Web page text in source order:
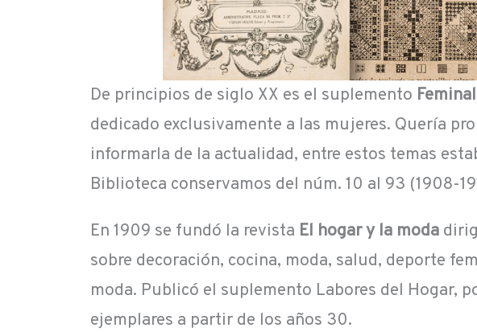
De principios de siglo XX es el suplemento Feminal
dedicado exclusivamente a las mujeres. Quería
informarla de la actualidad, entre estos temas
Biblioteca conservamos del núm. 10 al 93 (1908-
En 1909 se fundó la revista El hogar y la moda
sobre decoración, cocina, moda, salud, deporte
moda. Publicó el suplemento Labores del Hogar,
ejemplares a partir de los años 30.